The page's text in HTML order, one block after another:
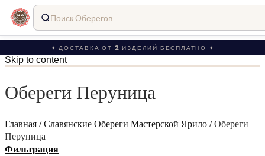
✦ ДОСТАВКА ОТ 2 ИЗДЕЛИЙ БЕСПЛАТНО ✦
Skip to content
Обереги Перуница
Главная/Славянские Обереги Мастерской Ярило/Обереги
Перуница
Фильтрация
Поиск Оберегов